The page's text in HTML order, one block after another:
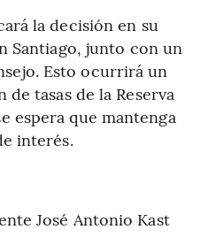
la decisión en su
Santiago, junto con un
Esto ocurrirá un
tasas de la Reserva
espera que mantenga
interés.
José Antonio Kast